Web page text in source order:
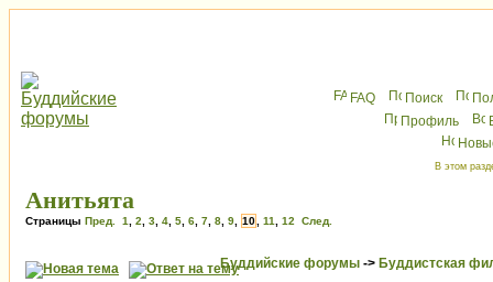
FAQ Поиск
Профиль
В этом
Анитьята
Страницы Пред. 1 2 3 4 5 6 7 8 9 10 11 12 След.
Буддийские форумы -> Буддистская